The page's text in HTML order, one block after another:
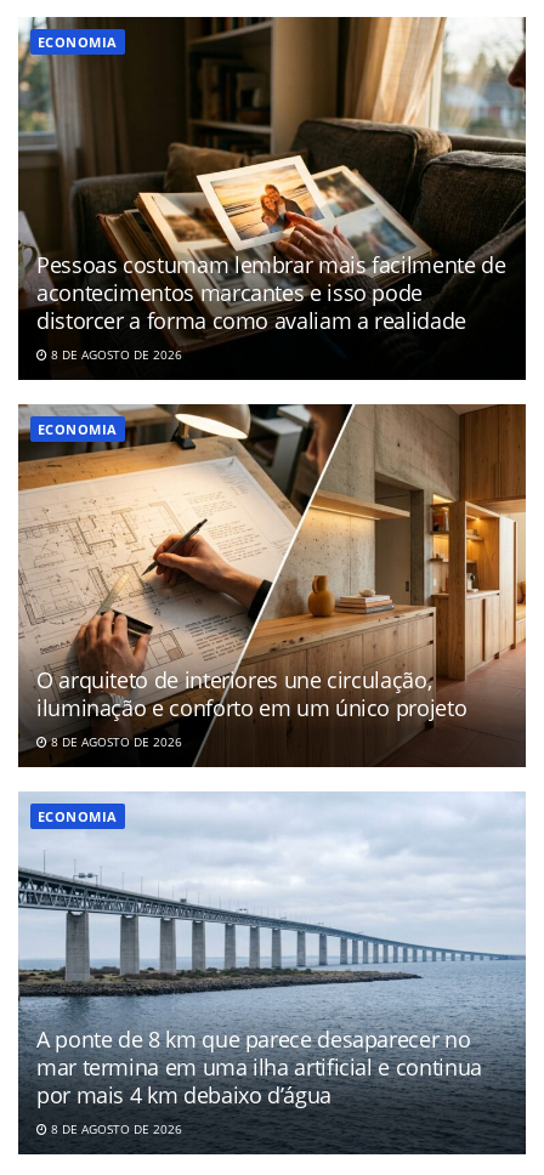
ECONOMIA
Pessoas costumam lembrar mais facilmente de
acontecimentos marcantes e isso pode
distorcer a forma como avaliam a realidade
8 DE AGOSTO DE 2026
ECONOMIA
O arquiteto de interiores une circulação,
iluminação e conforto em um único projeto
8 DE AGOSTO DE 2026
ECONOMIA
A ponte de 8 km que parece desaparecer no
mar termina em uma ilha artificial e continua
por mais 4 km debaixo d’água
8 DE AGOSTO DE 2026